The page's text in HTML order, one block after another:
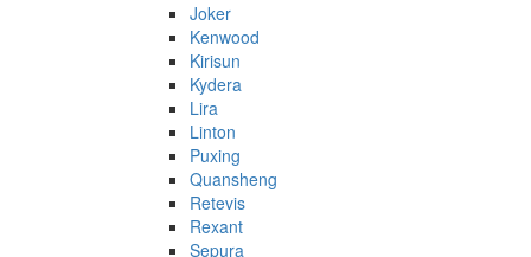
Joker
Kenwood
Kirisun
Kydera
Lira
Linton
Puxing
Quansheng
Retevis
Rexant
Sepura